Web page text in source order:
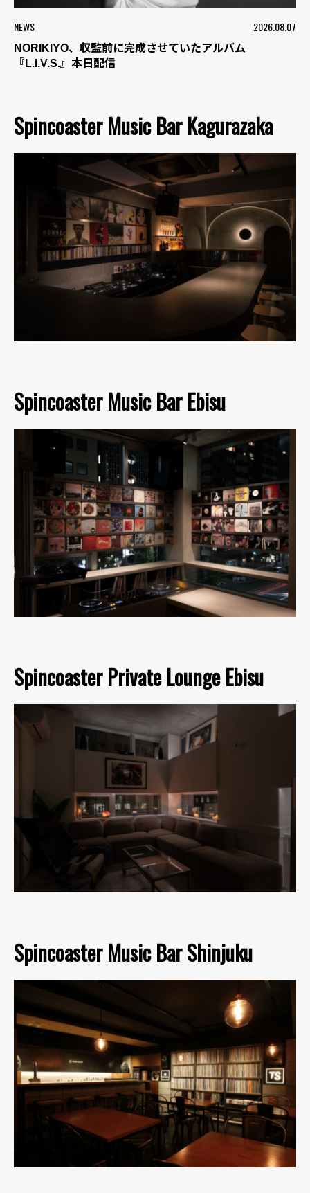
NEWS 2026.08.07
NORIKIYO、収監前に完成させていたアルバム
『L.I.V.S.』本日配信
Spincoaster Music Bar Kagurazaka
Spincoaster Music Bar Ebisu
Spincoaster Private Lounge Ebisu
Spincoaster Music Bar Shinjuku